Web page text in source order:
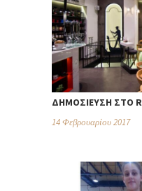
ΔΗΜΟΣΊΕΥΣΗ ΣΤΟ
14 Φεβρουαρίου 2017